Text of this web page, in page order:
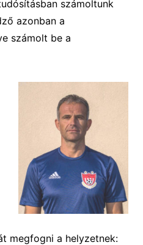
számoltunk
azonban a
számolt be a
megfogni a helyzetnek: